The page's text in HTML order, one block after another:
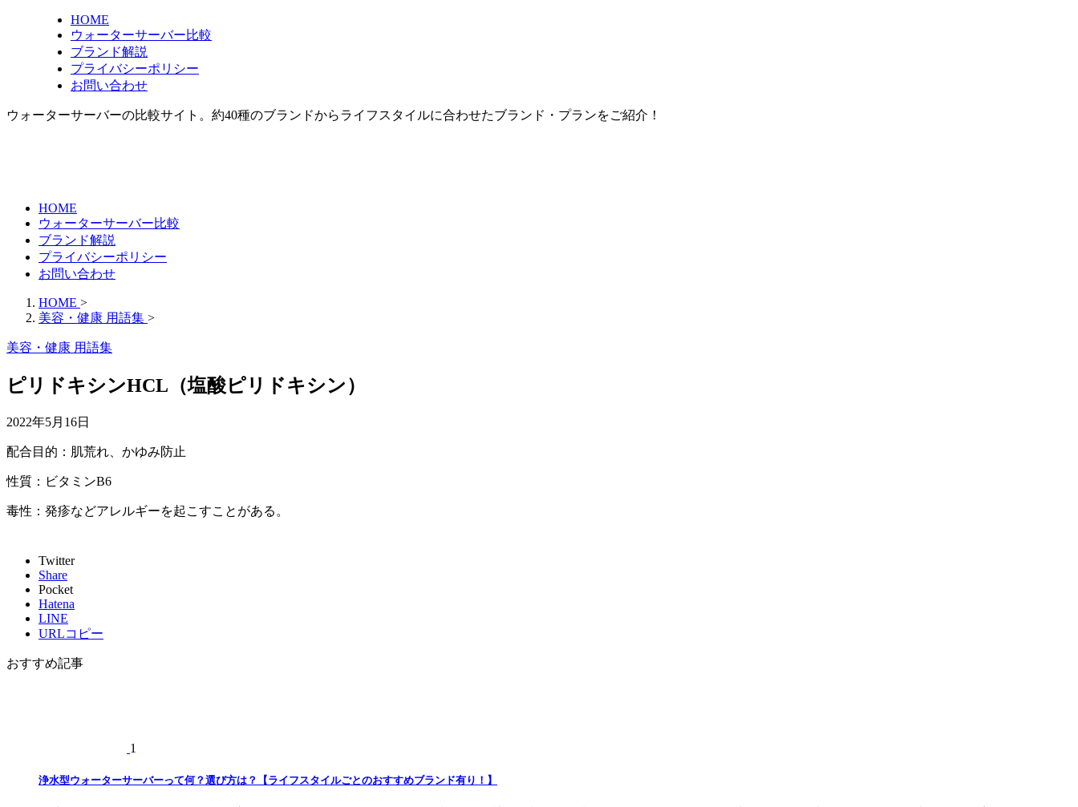
HOME
ウォーターサーバー比較
ブランド解説
プライバシーポリシー
お問い合わせ
ウォーターサーバーの比較サイト。約40種のブランドからライフスタイルに合わせたブランド・プランをご紹介！
HOME
ウォーターサーバー比較
ブランド解説
プライバシーポリシー
お問い合わせ
HOME >
美容・健康 用語集 >
美容・健康 用語集
ピリドキシンHCL（塩酸ピリドキシン）
2022年5月16日
配合目的：肌荒れ、かゆみ防止
性質：ビタミンB6
毒性：発疹などアレルギーを起こすことがある。
Twitter
Share
Pocket
Hatena
LINE
URLコピー
おすすめ記事
1
浄水型ウォーターサーバーって何？選び方は？【ライフスタイルごとのおすすめブランド有り！】